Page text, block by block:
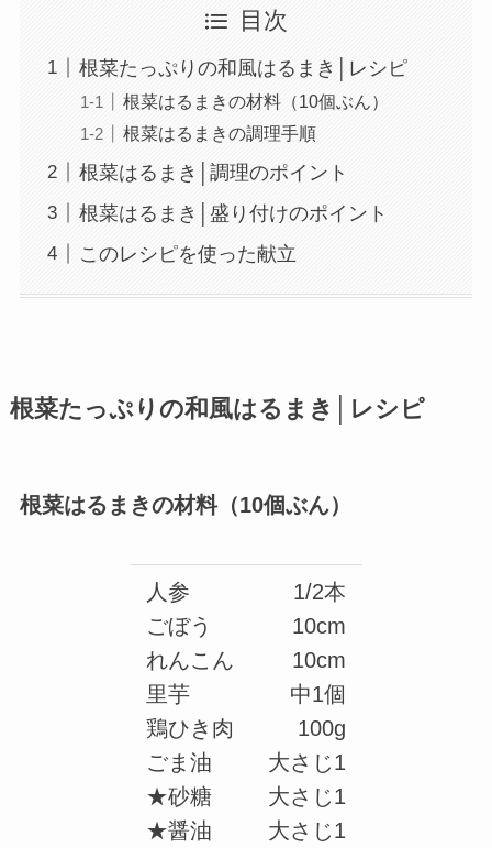
目次
根菜たっぷりの和風はるまき│レシピ
根菜はるまきの材料（10個ぶん）
根菜はるまきの調理手順
根菜はるまき│調理のポイント
根菜はるまき│盛り付けのポイント
このレシピを使った献立
根菜たっぷりの和風はるまき│レシピ
根菜はるまきの材料（10個ぶん）
人参
ごぼう
れんこん
里芋
鶏ひき肉
ごま油
★砂糖
★醤油
1/2本
10cm
10cm
中1個
100g
大さじ1
大さじ1
大さじ1